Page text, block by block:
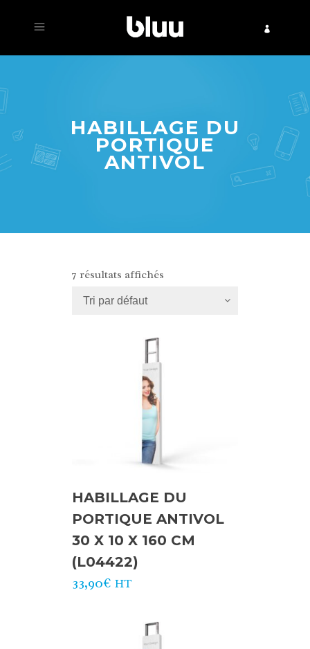
HABILLAGE DU
PORTIQUE
ANTIVOL
7 résultats affichés
Tri par défaut
HABILLAGE DU
PORTIQUE ANTIVOL
30 X 10 X 160 CM
(L04422)
33,90€ HT